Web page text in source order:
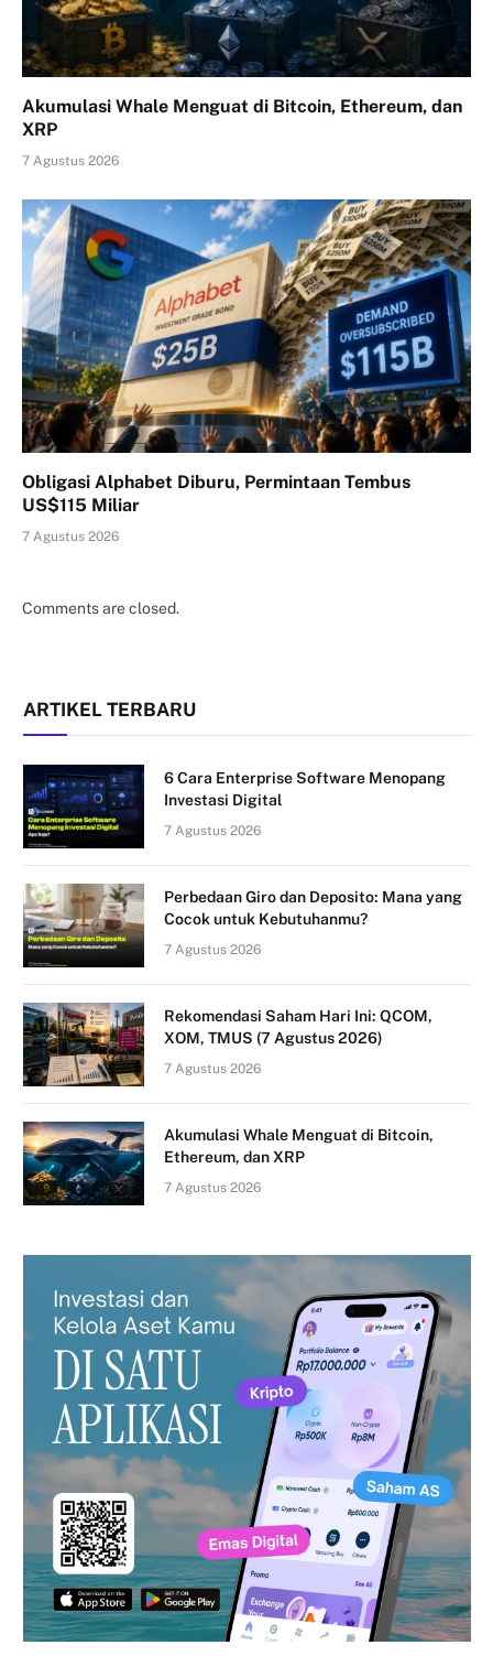
Akumulasi Whale Menguat di Bitcoin, Ethereum, dan
XRP
7 Agustus 2026
Obligasi Alphabet Diburu, Permintaan Tembus
US$115 Miliar
7 Agustus 2026
Comments are closed.
ARTIKEL TERBARU
6 Cara Enterprise Software Menopang
Investasi Digital
7 Agustus 2026
Perbedaan Giro dan Deposito: Mana yang
Cocok untuk Kebutuhanmu?
7 Agustus 2026
Rekomendasi Saham Hari Ini: QCOM,
XOM, TMUS (7 Agustus 2026)
7 Agustus 2026
Akumulasi Whale Menguat di Bitcoin,
Ethereum, dan XRP
7 Agustus 2026